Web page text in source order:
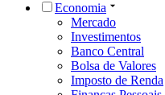
Economia
Mercado
Investimentos
Banco Central
Bolsa de Valores
Imposto de Renda